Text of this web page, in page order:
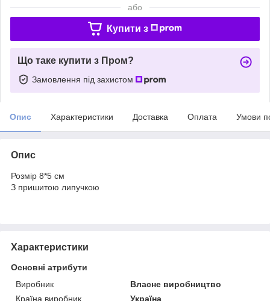
або
Купити з
Що таке купити з Пром?
Замовлення під захистом
Опис Характеристики Доставка Оплата Умови
Опис
Розмір 8*5 см
З пришитою липучкою
Характеристики
Основні атрибути
Виробник
Власне виробництво
Країна виробник
Україна